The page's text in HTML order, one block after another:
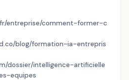
entreprise/comment-former-c
blog/formation-ia-entrepris
dossier/intelligence-artificielle
equipes